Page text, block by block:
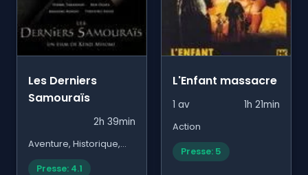
Les Derniers
Samouraïs
2h 39min
Aventure, Historique,
Arts Martiaux
Presse: 4.1
L'Enfant massacre
1 av 1h 21min
Action
Presse: 5